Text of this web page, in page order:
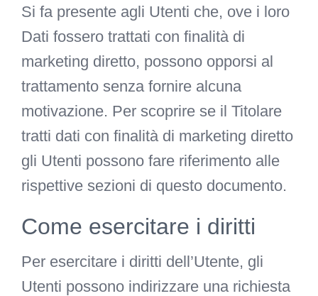
Si fa presente agli Utenti che, ove i loro
Dati fossero trattati con finalità di
marketing diretto, possono opporsi al
trattamento senza fornire alcuna
motivazione. Per scoprire se il Titolare
tratti dati con finalità di marketing diretto
gli Utenti possono fare riferimento alle
rispettive sezioni di questo documento.
Come esercitare i diritti
Per esercitare i diritti dell’Utente, gli
Utenti possono indirizzare una richiesta